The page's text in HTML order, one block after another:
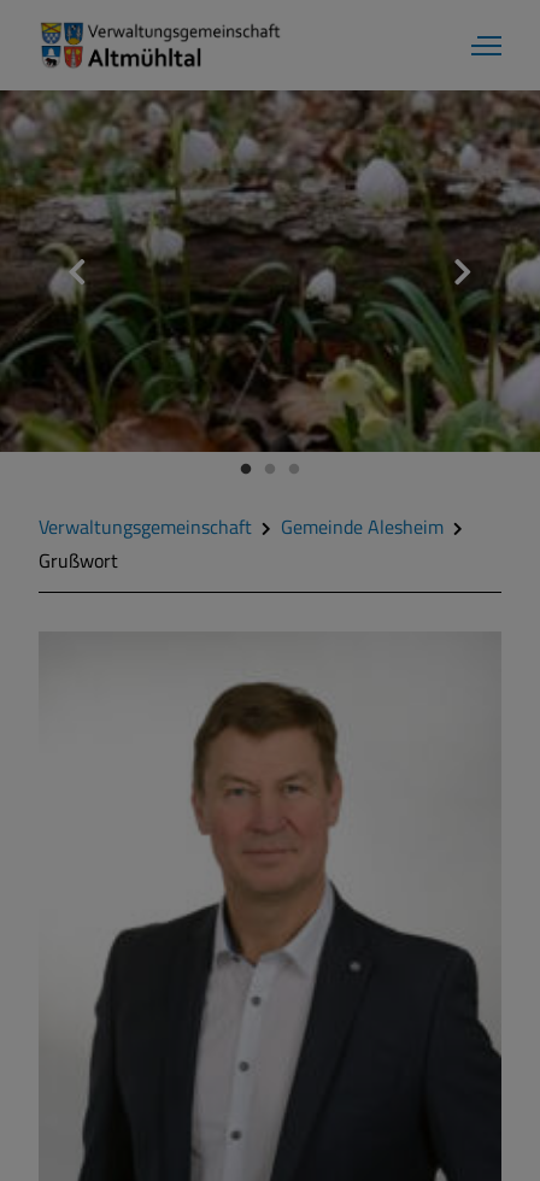
Aktuelles
Verwaltungsgemeinschaft
Gemeinde Alesheim
Markt Markt Berolzheim
Verwaltungsgemeinschaft
Gemeinde Alesheim
Grußwort